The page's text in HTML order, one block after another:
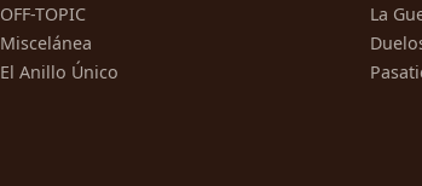
OFF-TOPIC
Miscelánea
El Anillo Único
La